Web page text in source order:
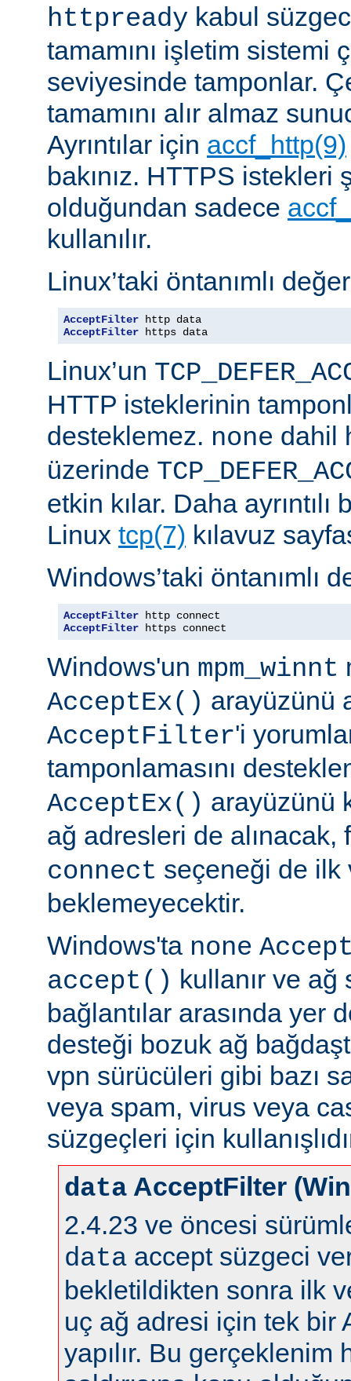
httpready kabul
tamamını işletim sistemi
seviyesinde tamponlar.
tamamını alır almaz
Ayrıntılar için accf_http(9)
bakınız. HTTPS istekleri
olduğundan sadece
kullanılır.
Linux’taki öntanımlı
AcceptFilter
AcceptFilter https data
Linux’un
HTTP isteklerinin
desteklemez. none dahil
üzerinde
etkin kılar. Daha
Linux tcp(7) kılavuz
Windows’taki öntanımlı
AcceptFilter
AcceptFilter https connect
Windows'un mpm_winnt
AcceptEx() arayüzünü
AcceptFilter'i
tamponlamasını
AcceptEx() arayüzünü
ağ adresleri de alınacak,
connect seçeneği de ilk
beklemeyecektir.
Windows'ta none
accept() kullanır ve ağ
bağlantılar arasında yer
desteği bozuk ağ
vpn sürücüleri gibi bazı
veya spam, virus veya
süzgeçleri için
data AcceptFilter
2.4.23 ve öncesi
data accept süzgeci
bekletildikten sonra ilk
uç ağ adresi için tek bir
yapılır. Bu gerçeklenim